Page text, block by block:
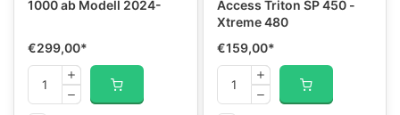
1000 ab Modell 2024-
€299,00*
Access Triton SP 450 -
Xtreme 480
€159,00*